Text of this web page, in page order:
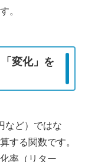
。
変化」を
など）ではな
する関数です。
率（リター